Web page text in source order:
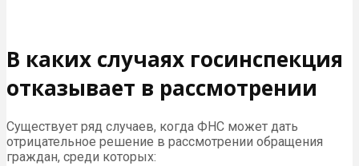
В каких случаях госинспекция
отказывает в рассмотрении
Существует ряд случаев, когда ФНС может дать
отрицательное решение в рассмотрении обращения
граждан, среди которых: